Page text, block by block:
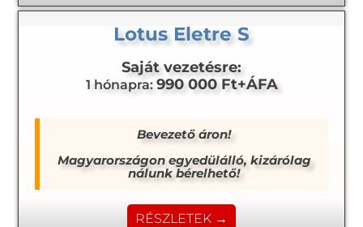
Lotus Eletre S
Saját vezetésre:
1 hónapra: 990 000 Ft+ÁFA
Bevezető áron!
Magyarországon egyedülálló, kizárólag
nálunk bérelhető!
RÉSZLETEK →